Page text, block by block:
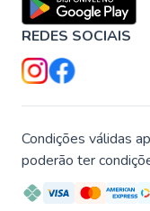
REDES SOCIAIS
Condições válidas
poderão ter